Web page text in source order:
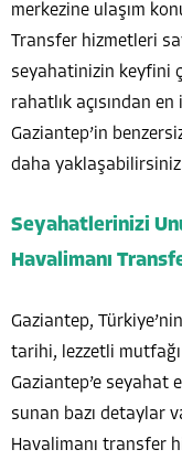
merkezine ulaşım
Transfer hizmetleri
seyahatinizin keyfini
rahatlık açısından
Gaziantep’in
daha
Seyahatlerinizi
Havalimanı
Gaziantep,
tarihi, lezzetli
Gaziantep’e seyahat
sunan bazı detaylar
Havalimanı transfer